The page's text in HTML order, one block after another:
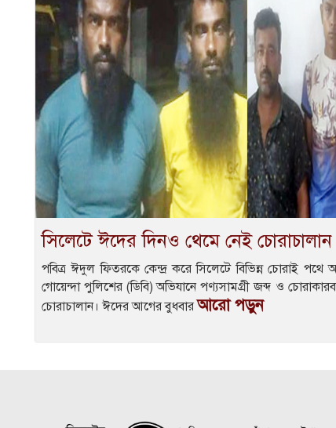
সিলেটে ঈদের দিনও থেমে নেই চোরাচালান
পবিত্র ঈদুল ফিতরকে কেন্দ্র করে সিলেটে বিভিন্ন চোরাই
গোয়েন্দা পুলিশের (ডিবি) অভিযানে পণ্যসামগ্রী জব্দ ও
চোরাচালান। ঈদের আগের বুধবার আরো পড়ুন